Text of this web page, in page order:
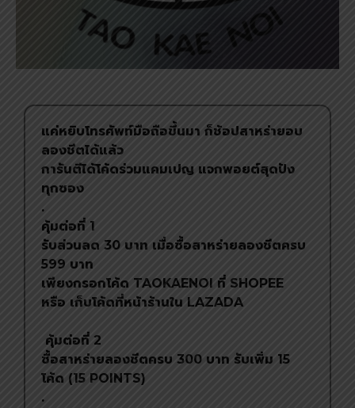
แค่หยิบโทรศัพท์มือถือขึ้นมา ก็ช้อปสาหร่ายอบ
ลองชีตได้แล้ว
การันตีได้โค้ดร่วมแคมเปญ แจกพอยต์สุดปัง
ทุกซอง
.
คุ้มต่อที่ 1
รับส่วนลด 30 บาท เมื่อซื้อสาหร่ายลองชีตครบ
599 บาท
เพียงกรอกโค้ด TAOKAENOI ที่ SHOPEE
หรือ เก็บโค้ดที่หน้าร้านใน LAZADA
คุ้มต่อที่ 2
ซื้อสาหร่ายลองชีตครบ 300 บาท รับเพิ่ม 15
โค้ด (15 POINTS)
.